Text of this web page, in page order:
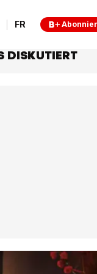
FR
DISKUTIERT